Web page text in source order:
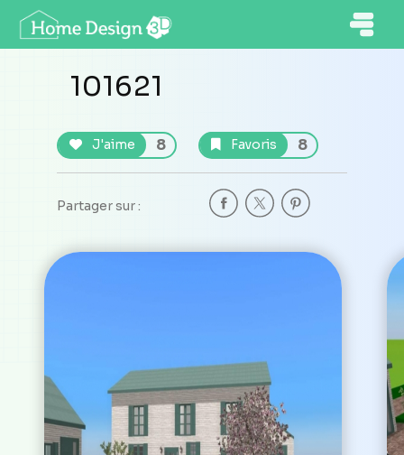
101621
J'aime 8 Favoris 8
Partager sur :